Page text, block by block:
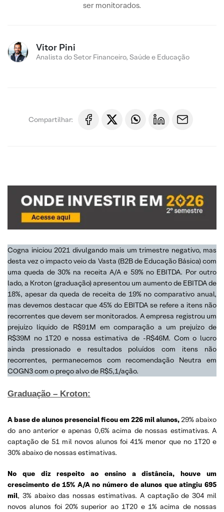
ser monitorados.
Vitor Pini
Analista do Setor Financeiro, Saúde e Educação
Compartilhar:
Cogna iniciou 2021 divulgando mais um trimestre negativo, mas
desta vez o impacto veio da Vasta (B2B de Educação Básica) com
uma queda de 30% na receita A/A e 59% no EBITDA. Por outro
lado, a Kroton (graduação) apresentou um aumento de EBITDA de
18%, apesar da queda de receita de 19% no comparativo anual,
mas devemos destacar que 45% do EBITDA se refere a itens não
recorrentes que devem ser monitorados. A empresa registrou um
prejuízo líquido de R$91M em comparação a um prejuízo de
R$39M no 1T20 e nossa estimativa de -R$46M. Com o lucro
ainda pressionado e resultados poluídos com itens não
recorrentes, permanecemos com recomendação Neutra em
COGN3 com o preço alvo de R$5,1/ação.
Graduação – Kroton:
A base de alunos presencial ficou em 226 mil alunos, 29% abaixo
do ano anterior e apenas 0,6% acima de nossas estimativas. A
captação de 51 mil novos alunos foi 41% menor que no 1T20 e
30% abaixo de nossas estimativas.
No que diz respeito ao ensino a distância, houve um
crescimento de 15% A/A no número de alunos que atingiu 695
mil, 3% abaixo das nossas estimativas. A captação de 304 mil
novos alunos foi 20% superior ao 1T20 e 1% acima de nossas